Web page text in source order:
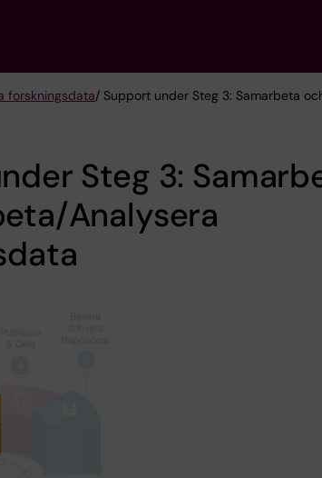
forskningsdata/ Support under Steg 3: Samarbeta
Steg 3:
Analysera